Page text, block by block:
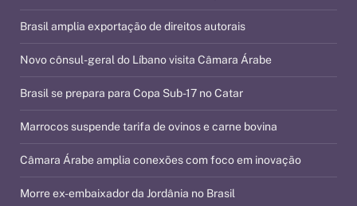
Brasil amplia exportação de direitos autorais
Novo cônsul-geral do Líbano visita Câmara Árabe
Brasil se prepara para Copa Sub-17 no Catar
Marrocos suspende tarifa de ovinos e carne bovina
Câmara Árabe amplia conexões com foco em inovação
Morre ex-embaixador da Jordânia no Brasil